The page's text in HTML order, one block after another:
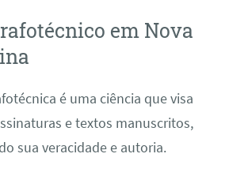
em Nova
é uma ciência que visa
e textos manuscritos,
sua veracidade e autoria.